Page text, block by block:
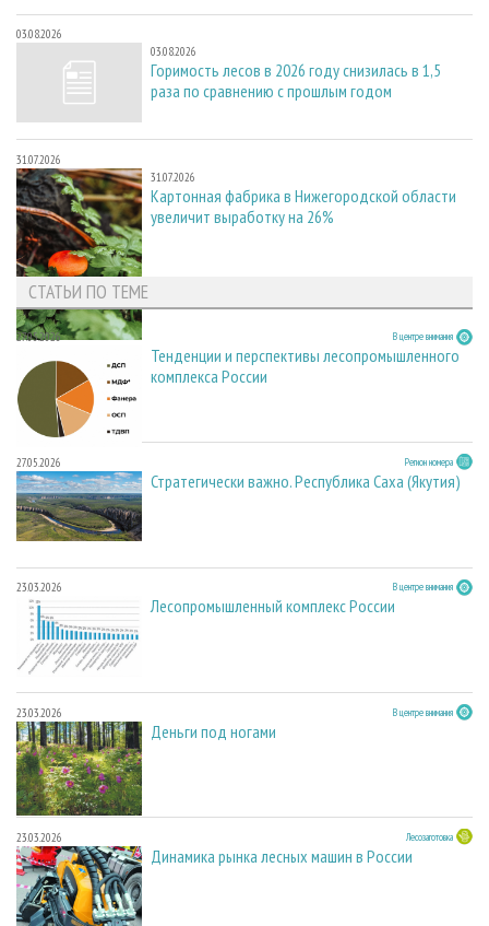
03.08.2026
03.08.2026
Горимость лесов в 2026 году снизилась в 1,5
раза по сравнению с прошлым годом
31.07.2026
31.07.2026
Картонная фабрика в Нижегородской области
увеличит выработку на 26%
СТАТЬИ ПО ТЕМЕ
27.05.2026 В центре внимания
Тенденции и перспективы лесопромышленного
комплекса России
27.05.2026 Регион номера
Стратегически важно. Республика Саха (Якутия)
23.03.2026 В центре внимания
Лесопромышленный комплекс России
23.03.2026 В центре внимания
Деньги под ногами
23.03.2026 Лесозаготовка
Динамика рынка лесных машин в России